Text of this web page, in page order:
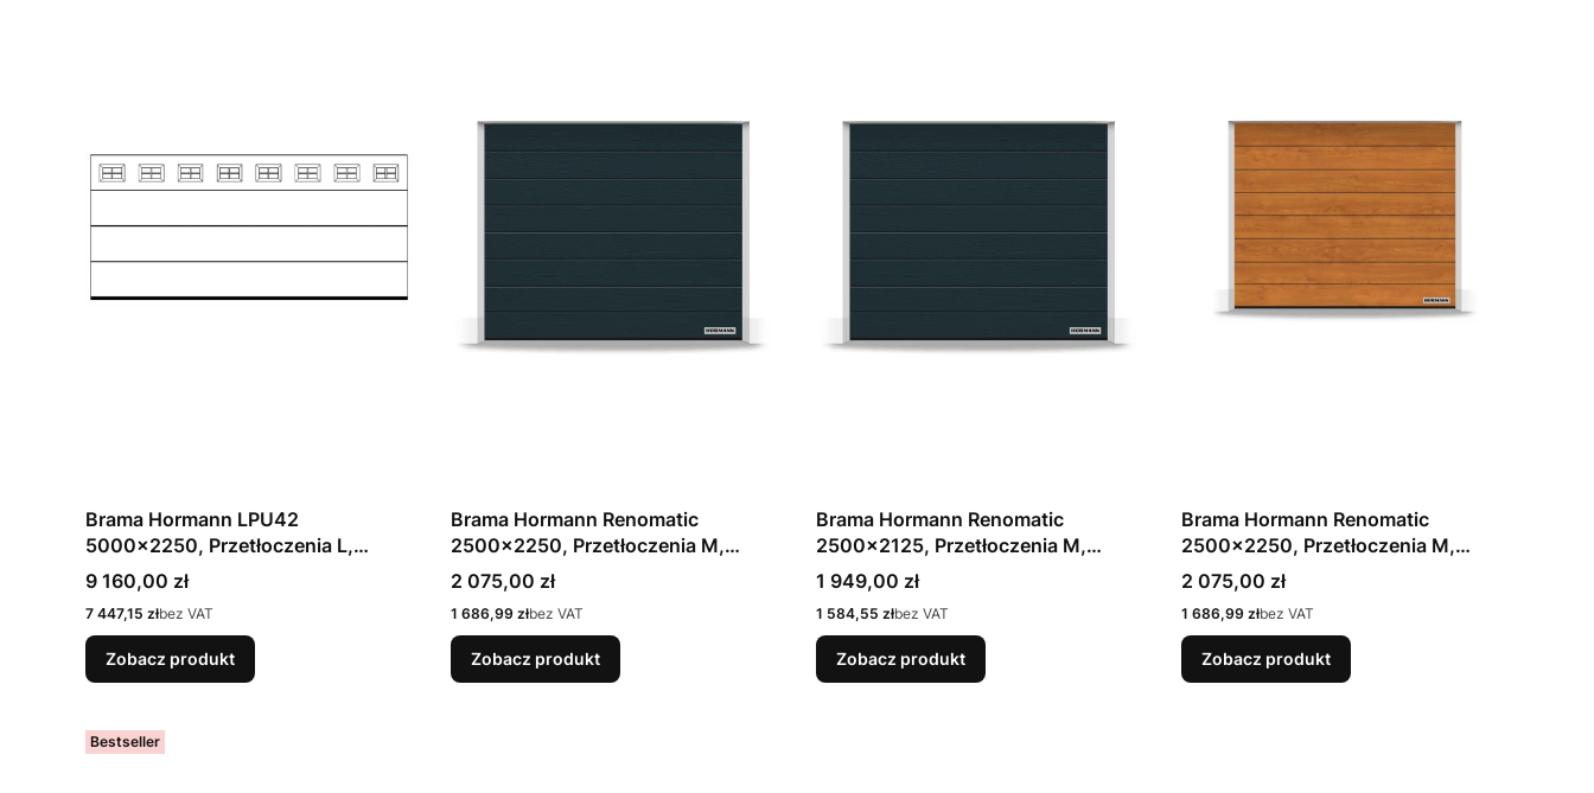
Brama Hormann LPU42
5000x2250, Przetłoczenia L,
Plaingrain, kolor biały 9016,
prowadzenie N + okna S2
Cena
9 160,00 zł
Cena
7 447,15 złbez VAT
Zobacz produkt
Brama Hormann Renomatic
2500x2250, Przetłoczenia M,
Woodgrain, kolor antracytowy RAL
7016 / OCYNK + Prowadzenie Z
Cena
2 075,00 zł
Cena
1 686,99 złbez VAT
Zobacz produkt
Brama Hormann Renomatic
2500x2125, Przetłoczenia M,
Woodgrain, kolor antracytowy RAL
7016 / OCYNK + Prowadzenie Z
Cena
1 949,00 zł
Cena
1 584,55 złbez VAT
Zobacz produkt
Brama Hormann Renomatic
2500x2250, Przetłoczenia M,
Decocolor, kolor złoty dąb Golden
Oak / OCYNK + Prowadzenie Z
Cena
2 075,00 zł
Cena
1 686,99 złbez VAT
Zobacz produkt
Bestseller